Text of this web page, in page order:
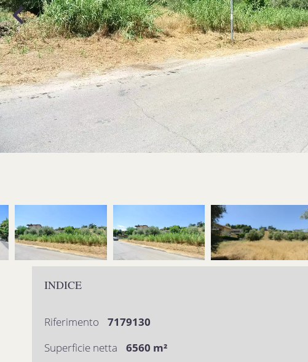
INDICE
Riferimento
7179130
Superficie netta
6560 m²